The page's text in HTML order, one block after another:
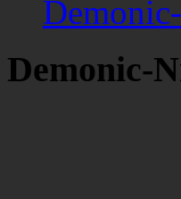
Demonic-